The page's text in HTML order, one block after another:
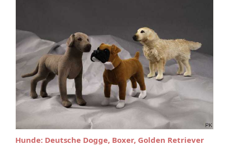
Hunde: Deutsche Dogge, Boxer, Golden Retriever